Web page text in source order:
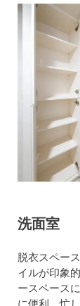
洗面室
脱衣スペー
イルが印象
ースペース
に便利。忙